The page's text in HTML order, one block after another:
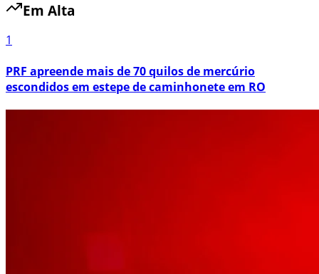
Em Alta
1
PRF apreende mais de 70 quilos de mercúrio
escondidos em estepe de caminhonete em RO